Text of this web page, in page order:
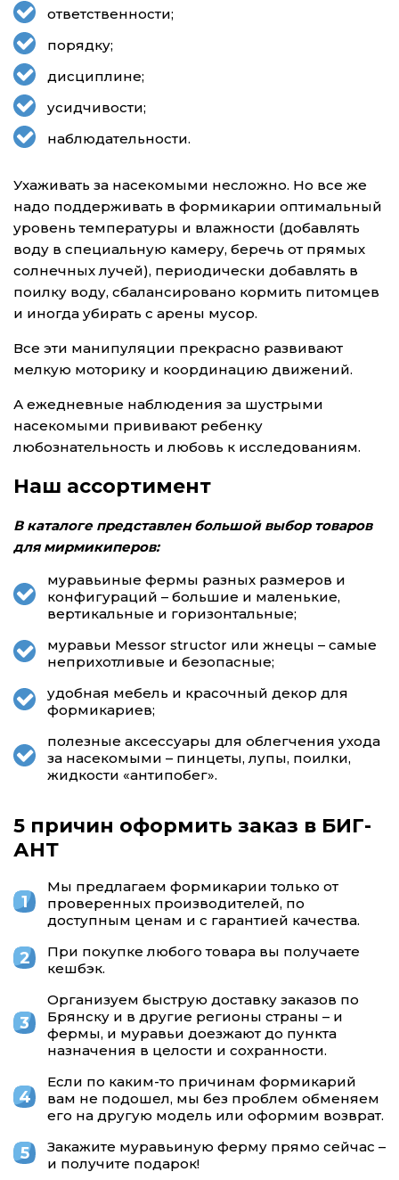
ответственности;
порядку;
дисциплине;
усидчивости;
наблюдательности.
Ухаживать за насекомыми несложно. Но все же
надо поддерживать в формикарии оптимальный
уровень температуры и влажности (добавлять
воду в специальную камеру, беречь от прямых
солнечных лучей), периодически добавлять в
поилку воду, сбалансировано кормить питомцев
и иногда убирать с арены мусор.
Все эти манипуляции прекрасно развивают
мелкую моторику и координацию движений.
А ежедневные наблюдения за шустрыми
насекомыми прививают ребенку
любознательность и любовь к исследованиям.
Наш ассортимент
В каталоге представлен большой выбор товаров
для мирмикиперов:
муравьиные фермы разных размеров и
конфигураций – большие и маленькие,
вертикальные и горизонтальные;
муравьи Messor structor или жнецы – самые
неприхотливые и безопасные;
удобная мебель и красочный декор для
формикариев;
полезные аксессуары для облегчения ухода
за насекомыми – пинцеты, лупы, поилки,
жидкости «антипобег».
5 причин оформить заказ в БИГ-
АНТ
Мы предлагаем формикарии только от
проверенных производителей, по
доступным ценам и с гарантией качества.
При покупке любого товара вы получаете
кешбэк.
Организуем быструю доставку заказов по
Брянску и в другие регионы страны – и
фермы, и муравьи доезжают до пункта
назначения в целости и сохранности.
Если по каким-то причинам формикарий
вам не подошел, мы без проблем обменяем
его на другую модель или оформим возврат.
Закажите муравьиную ферму прямо сейчас –
и получите подарок!